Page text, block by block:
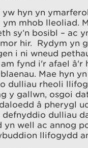
yw hyn yn
mhob lleoliad.
sy’n bosibl – ac
hir. Rydym yn
i ni wneud
fynd i'r afael â'r
Mae hyn
dulliau rheoli
y gallwn, osgoi
â pherygl
dulliau
yn well ac annog
llifogydd